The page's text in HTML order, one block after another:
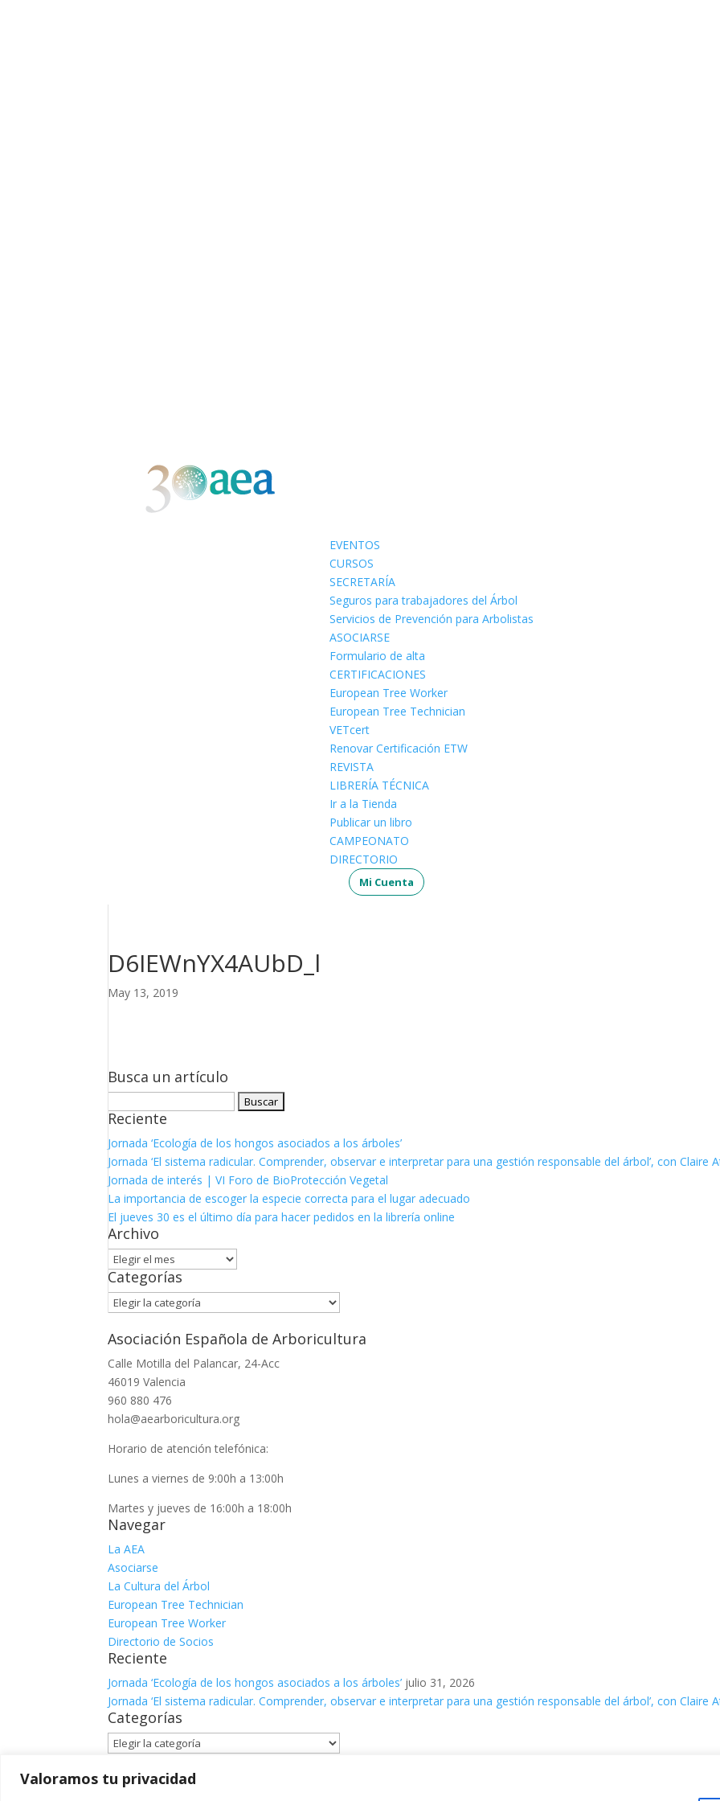
Valoramos tu privacidad
EVENTOS
CURSOS
SECRETARÍA
Seguros para trabajadores del Árbol
Servicios de Prevención para Arbolistas
ASOCIARSE
Formulario de alta
CERTIFICACIONES
European Tree Worker
European Tree Technician
VETcert
Renovar Certificación ETW
REVISTA
LIBRERÍA TÉCNICA
Ir a la Tienda
Publicar un libro
CAMPEONATO
DIRECTORIO
Mi Cuenta
D6IEWnYX4AUbD_l
May 13, 2019
Busca un artículo
Reciente
Jornada ‘Ecología de los hongos asociados a los árboles’
Jornada ‘El sistema radicular. Comprender, observar e interpretar para una gestión responsable del árbol’, con Claire
Jornada de interés | VI Foro de BioProtección Vegetal
La importancia de escoger la especie correcta para el lugar adecuado
El jueves 30 es el último día para hacer pedidos en la librería online
Archivo
Archivo
Categorías
Categorías
Asociación Española de Arboricultura
Calle Motilla del Palancar, 24-Acc
46019 Valencia
960 880 476
hola@aearboricultura.org
Horario de atención telefónica:
Lunes a viernes de 9:00h a 13:00h
Martes y jueves de 16:00h a 18:00h
Navegar
La AEA
Asociarse
La Cultura del Árbol
European Tree Technician
European Tree Worker
Directorio de Socios
Reciente
Jornada ‘Ecología de los hongos asociados a los árboles’ julio 31, 2026
Jornada ‘El sistema radicular. Comprender, observar e interpretar para una gestión responsable del árbol’, con Claire
Categorías
Categorías
X